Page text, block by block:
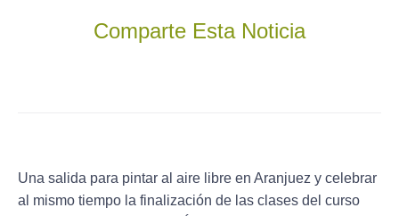
Comparte Esta Noticia
Una salida para pintar al aire libre en Aranjuez y celebrar
al mismo tiempo la finalización de las clases del curso